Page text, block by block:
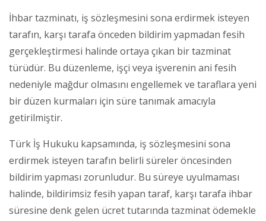
İhbar tazminatı, iş sözleşmesini sona erdirmek isteyen
tarafın, karşı tarafa önceden bildirim yapmadan fesih
gerçekleştirmesi halinde ortaya çıkan bir tazminat
türüdür. Bu düzenleme, işçi veya işverenin ani fesih
nedeniyle mağdur olmasını engellemek ve taraflara yeni
bir düzen kurmaları için süre tanımak amacıyla
getirilmiştir.
Türk İş Hukuku kapsamında, iş sözleşmesini sona
erdirmek isteyen tarafın belirli süreler öncesinden
bildirim yapması zorunludur. Bu süreye uyulmaması
halinde, bildirimsiz fesih yapan taraf, karşı tarafa ihbar
süresine denk gelen ücret tutarında tazminat ödemekle